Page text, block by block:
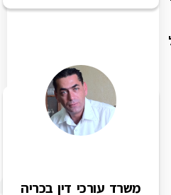
משרד עורכי דין בכריה